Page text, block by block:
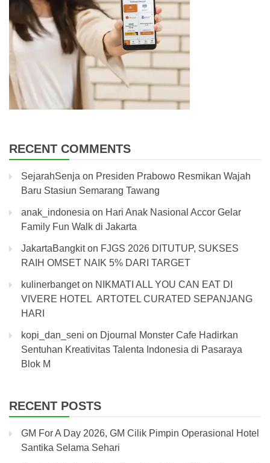
RECENT COMMENTS
SejarahSenja on Presiden Prabowo Resmikan Wajah
Baru Stasiun Semarang Tawang
anak_indonesia on Hari Anak Nasional Accor Gelar
Family Fun Walk di Jakarta
JakartaBangkiton FJGS 2026 DITUTUP, SUKSES
RAIH OMSET NAIK 5% DARI TARGET
kulinerbangeton NIKMATI ALL YOU CAN EAT DI
VIVERE HOTEL ARTOTEL CURATED SEPANJANG
HARI
kopi_dan_seni on Djournal Monster Cafe Hadirkan
Sentuhan Kreativitas Talenta Indonesia di Pasaraya
Blok M
RECENT POSTS
GM For A Day 2026, GM Cilik Pimpin Operasional Hotel
Santika Selama Sehari